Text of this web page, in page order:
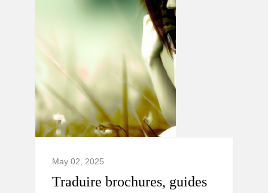
May 02, 2025
Traduire brochures, guides